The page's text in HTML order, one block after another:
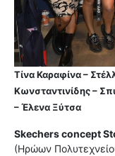
Τίνα Καραφίνα –
Κωνσταντινίδης –
– Έλενα Ξύτσα
Skechers concept
(Ηρώων